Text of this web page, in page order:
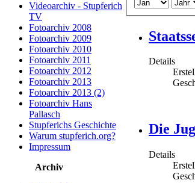
Videoarchiv - Stupferich
TV
Fotoarchiv 2008
Fotoarchiv 2009
Fotoarchiv 2010
Fotoarchiv 2011
Fotoarchiv 2012
Fotoarchiv 2013
Fotoarchiv 2013 (2)
Fotoarchiv Hans
Pallasch
Stupferichs Geschichte
Warum stupferich.org?
Impressum
Archiv
Details
Die
Details